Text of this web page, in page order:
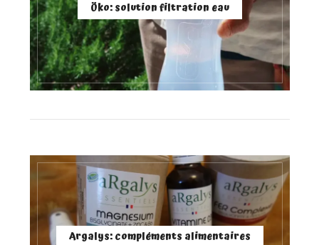
Öko: solution filtration eau
Argalys: compléments alimentaires